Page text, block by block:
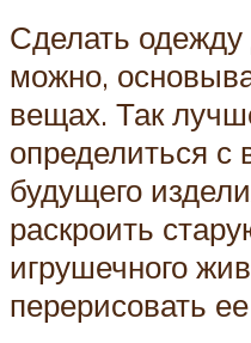
Сделать одежду
можно,
вещах. Так
определиться
будущего
раскроить
игрушечного
перерисовать